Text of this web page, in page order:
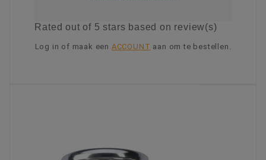
Ratedout of 5 stars based on review(s)
Log in of maak een ACCOUNT aan om te bestellen.